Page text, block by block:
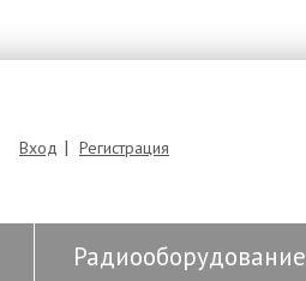
Вход | Регистрация
Радиооборудование